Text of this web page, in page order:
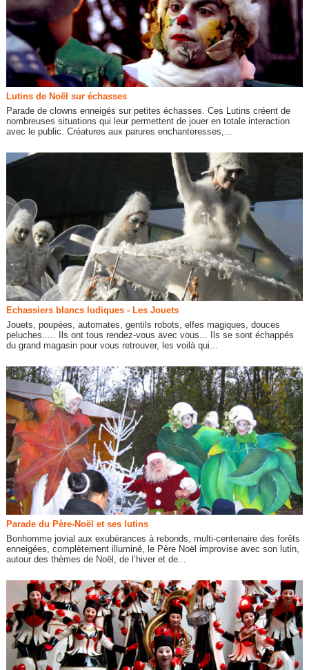
Lutins de Noël sur échasses
Parade de clowns enneigés sur petites échasses. Ces Lutins créent de
nombreuses situations qui leur permettent de jouer en totale interaction
avec le public. Créatures aux parures enchanteresses,...
Echassiers blancs ludiques - Les Jouets
Jouets, poupées, automates, gentils robots, elfes magiques, douces
peluches..... Ils ont tous rendez-vous avec vous... Ils se sont échappés
du grand magasin pour vous retrouver, les voilà qui...
Parade du Père-Noël et ses lutins
Bonhomme jovial aux exubérances à rebonds, multi-centenaire des forêts
enneigées, complètement illuminé, le Père Noël improvise avec son lutin,
autour des thèmes de Noël, de l’hiver et de...